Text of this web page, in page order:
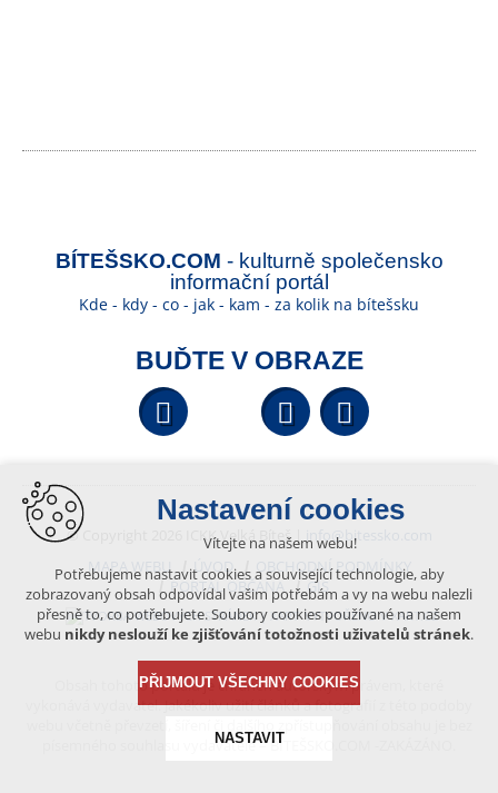
BÍTEŠSKO.COM - kulturně společensko
informační portál
Kde - kdy - co - jak - kam - za kolik na bítešsku
BUĎTE V OBRAZE
Facebook YouTube
© Copyright 2026 ICKK Velká Bíteš |
info@bitessko.com
MAPA WEBU
ÚVOD
OBCHODNÍ PODMÍNKY
PORTÁL OBČANA
GIS
VYTVOŘENO V XART.CZ
Obsah tohoto portálu je chráněn autorským právem, které
vykonává vydavatel. Jakékoliv užití článků a fotografií z této podoby
písemného souhlasu vydavatele – BÍTEŠSKO.COM -ZAKÁZÁNO.
Nastavení cookies
Vítejte na našem webu!
Potřebujeme nastavit cookies a související technologie, aby
zobrazovaný obsah odpovídal vašim potřebám a vy na webu nalezli
přesně to, co potřebujete. Soubory cookies používané na našem
webu nikdy neslouží ke zjišťování totožnosti uživatelů stránek.
PŘIJMOUT VŠECHNY COOKIES
NASTAVIT